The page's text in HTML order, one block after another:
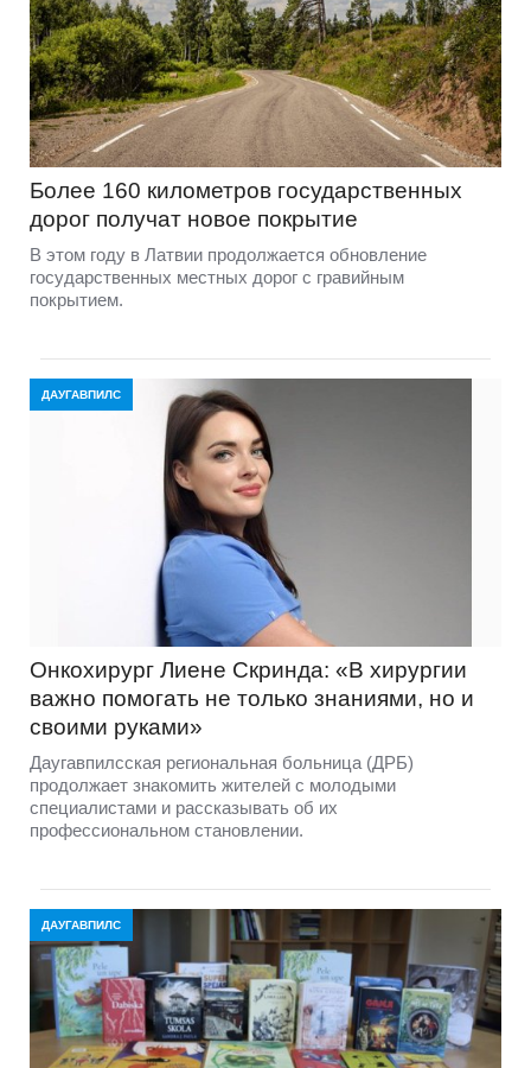
Более 160 километров государственных
дорог получат новое покрытие
В этом году в Латвии продолжается обновление
государственных местных дорог с гравийным
покрытием.
ДАУГАВПИЛС
Онкохирург Лиене Скринда: «В хирургии
важно помогать не только знаниями, но и
своими руками»
Даугавпилсская региональная больница (ДРБ)
продолжает знакомить жителей с молодыми
специалистами и рассказывать об их
профессиональном становлении.
ДАУГАВПИЛС